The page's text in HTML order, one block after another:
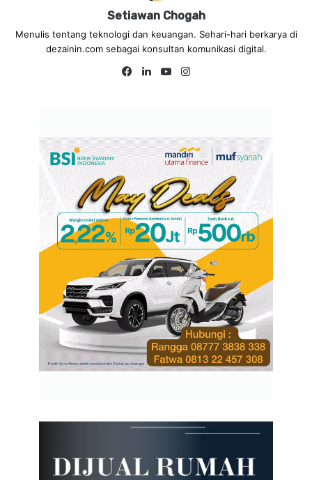
Setiawan Chogah
Menulis tentang teknologi dan keuangan. Sehari-hari berkarya di
dezainin.com sebagai konsultan komunikasi digital.
Fa
Lin
Yo